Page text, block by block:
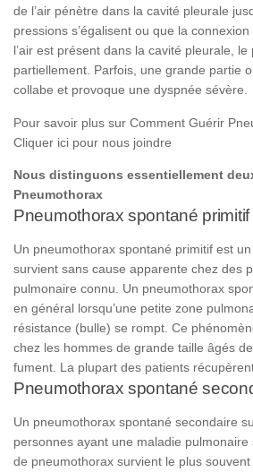
de l’air pénètre dans la cavité pleurale
pressions s’égalisent ou que la
l’air est présent dans la cavité pleurale,
partiellement. Parfois, une grande partie
collabe et provoque une dyspnée sévère.
Pour savoir plus sur Comment Guérir
Cliquer ici pour nous joindre
Nous distinguons essentiellement
Pneumothorax
Pneumothorax spontané primitif
Un pneumothorax spontané primitif est
survient sans cause apparente chez des
pulmonaire connu. Un pneumothorax
en général lorsqu’une petite zone
résistance (bulle) se rompt. Ce
chez les hommes de grande taille âgés
fument. La plupart des patients
Pneumothorax spontané
Un pneumothorax spontané secondaire
personnes ayant une maladie
de pneumothorax survient le plus souvent